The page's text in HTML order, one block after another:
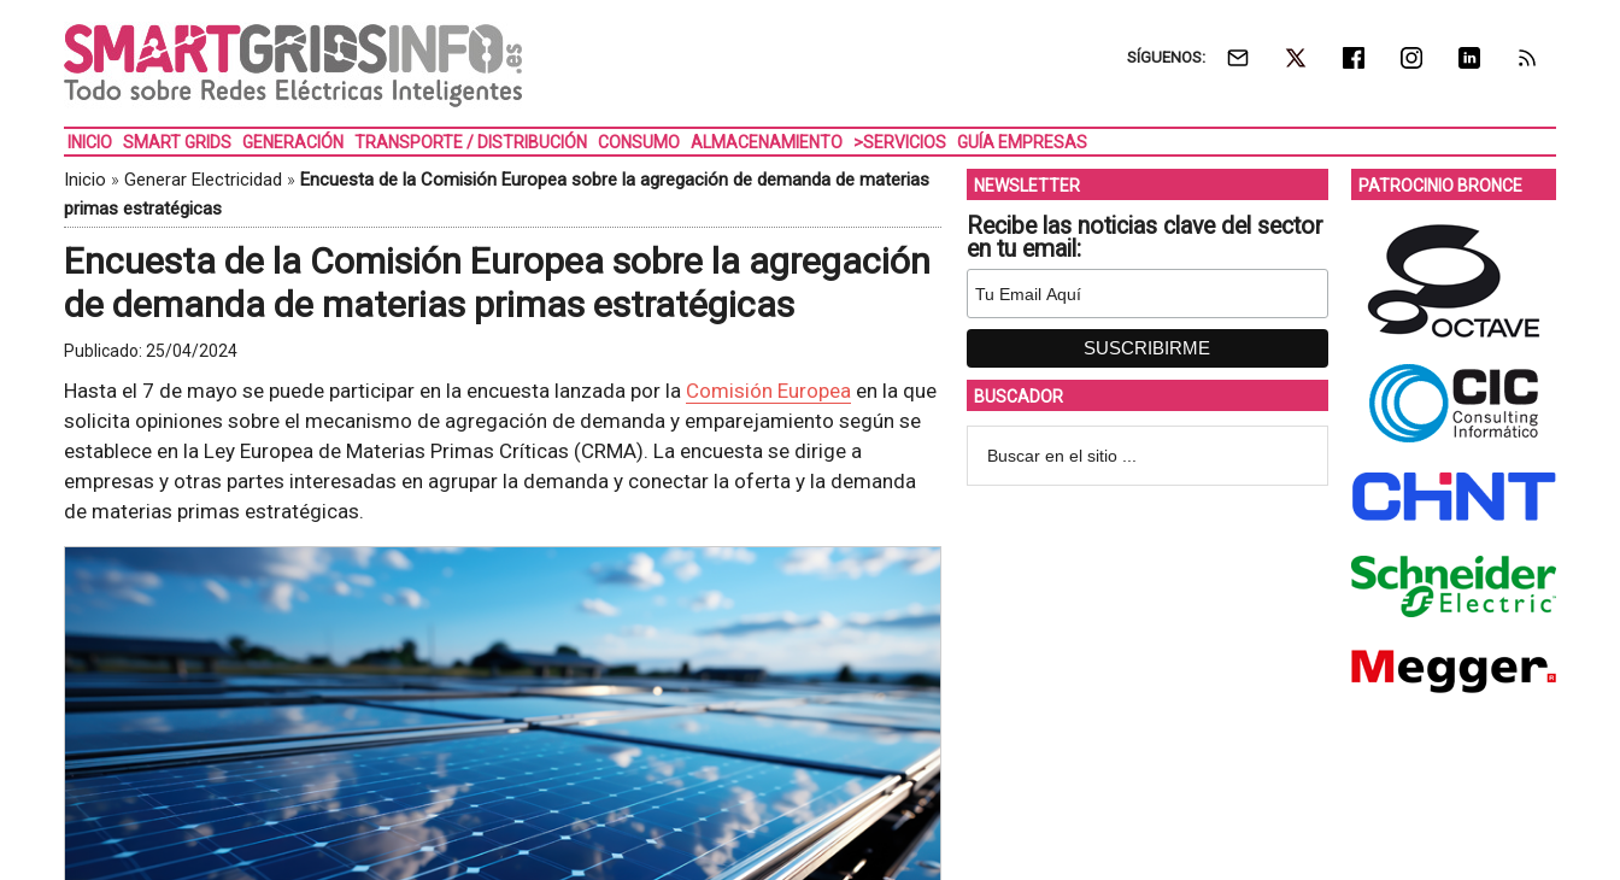
SÍGUENOS:
INICIO SMART GRIDS GENERACIÓN TRANSPORTE / DISTRIBUCIÓN CONSUMO ALMACENAMIENTO >SERVICIOS GUÍA EMPRESAS
Inicio » Generar Electricidad » Encuesta de la Comisión Europea sobre la agregación de demanda de materias
primas estratégicas
Encuesta de la Comisión Europea sobre la agregación
de demanda de materias primas estratégicas
Publicado: 25/04/2024
Hasta el 7 de mayo se puede participar en la encuesta lanzada por la Comisión Europeaen la que
solicita opiniones sobre el mecanismo de agregación de demanda y emparejamiento según se
establece en la Ley Europea de Materias Primas Críticas (CRMA). La encuesta se dirige a
empresas y otras partes interesadas en agrupar la demanda y conectar la oferta y la demanda
de materias primas estratégicas.
NEWSLETTER
Recibe las noticias clave del sector
en tu email:
BUSCADOR
PATROCINIO BRONCE